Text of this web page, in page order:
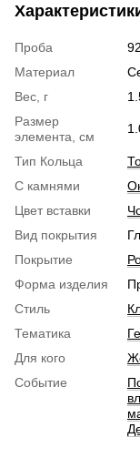
Проба
Материал
Вес, г
Размер
элемента, см
Тип Кольца
С камнями
Цвет вставки
Вид покрытия
Покрытие
Форма изделия
Стиль
Тематика
Для кого
Событие